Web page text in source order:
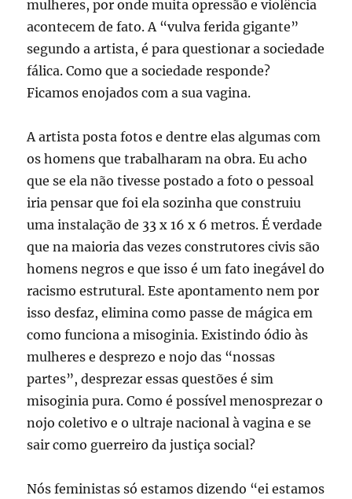
mulheres, por onde muita opressão e violência
acontecem de fato. A “vulva ferida gigante”
segundo a artista, é para questionar a sociedade
fálica. Como que a sociedade responde?
Ficamos enojados com a sua vagina.
A artista posta fotos e dentre elas algumas com
os homens que trabalharam na obra. Eu acho
que se ela não tivesse postado a foto o pessoal
iria pensar que foi ela sozinha que construiu
uma instalação de 33 x 16 x 6 metros. É verdade
que na maioria das vezes construtores civis são
homens negros e que isso é um fato inegável do
racismo estrutural. Este apontamento nem por
isso desfaz, elimina como passe de mágica em
como funciona a misoginia. Existindo ódio às
mulheres e desprezo e nojo das “nossas
partes”, desprezar essas questões é sim
misoginia pura. Como é possível menosprezar o
nojo coletivo e o ultraje nacional à vagina e se
sair como guerreiro da justiça social?
Nós feministas só estamos dizendo “ei estamos